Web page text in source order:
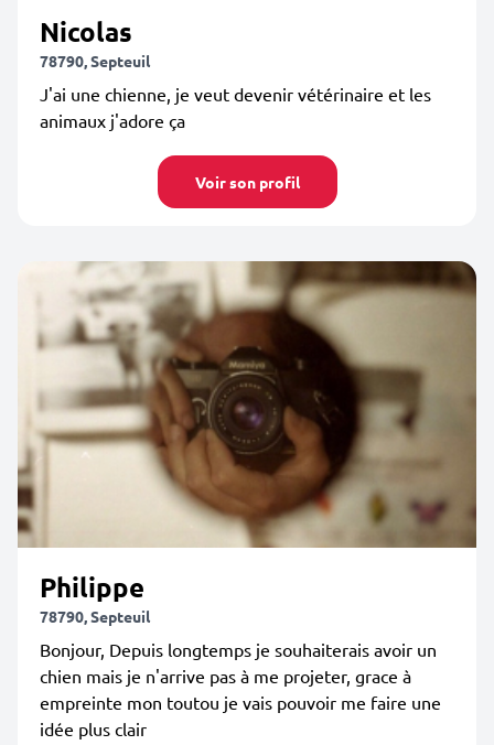
Nicolas
78790, Septeuil
J'ai une chienne, je veut devenir vétérinaire et les
animaux j'adore ça
Voir son profil
Philippe
78790, Septeuil
Bonjour, Depuis longtemps je souhaiterais avoir un
chien mais je n'arrive pas à me projeter, grace à
empreinte mon toutou je vais pouvoir me faire une
idée plus clair